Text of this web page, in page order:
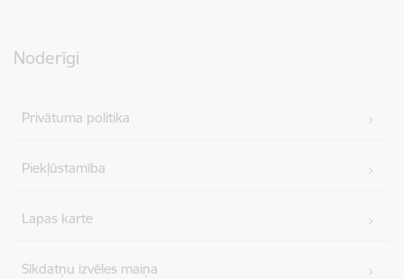
Noderīgi
Privātuma politika
Piekļūstamība
Lapas karte
Sīkdatņu izvēles maiņa